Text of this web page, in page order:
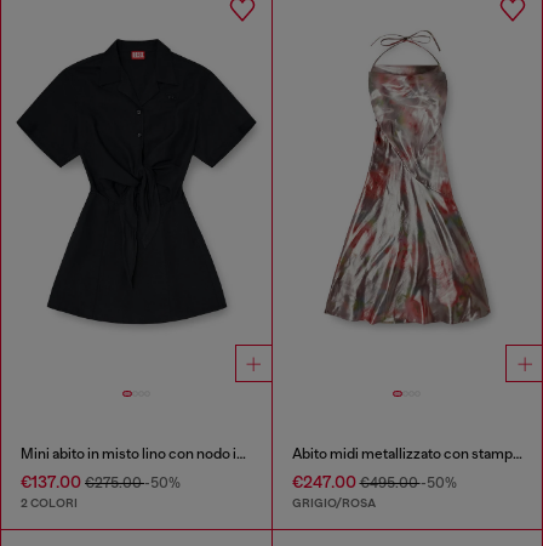
Mini abito in misto lino con nodo in vita
€137.00 €275.00-50%
2 COLORI
Abito midi metallizzato con stampa rose
€247.00€495.00-50%
GRIGIO/ROSA